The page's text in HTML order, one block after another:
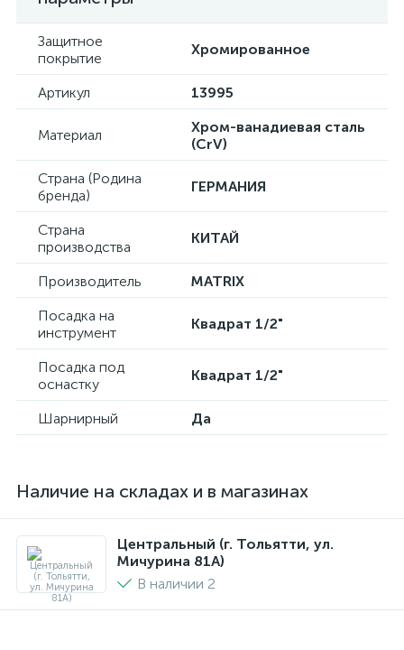
Защитное
покрытие
Хромированное
Артикул 13995
Материал
Хром-ванадиевая сталь
(CrV)
Страна (Родина
бренда)
ГЕРМАНИЯ
Страна
производства
КИТАЙ
Производитель
MATRIX
Посадка на
инструмент
Квадрат 1/2"
Посадка под
оснастку
Квадрат 1/2"
Шарнирный Да
Наличие на складах и в магазинах
Центральный (г. Тольятти, ул.
Мичурина 81А)
В наличии 2